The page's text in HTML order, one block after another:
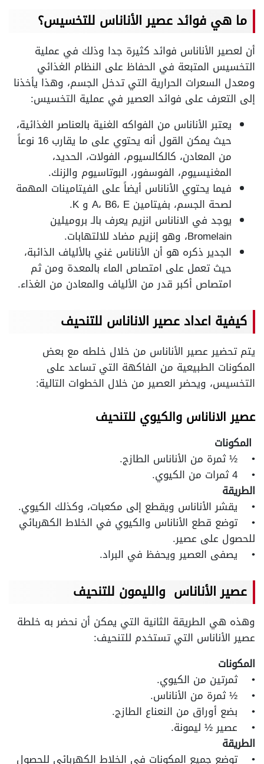
ما هي فوائد عصير الأناناس للتخسيس؟
أن لعصير الأناناس فوائد كثيرة جدا وذلك في عملية
التخسيس المتبعة في الحفاظ على النظام الغذائي
ومعدل السعرات الحرارية التي تدخل الجسم، وهذا يأخذنا
إلى التعرف على فوائد العصير في عملية التخسيس:
يعتبر الأناناس من الفواكه الغنية بالعناصر الغذائية،
حيث يمكن القول أنه يحتوي على ما يقارب 16 نوعاً
من المعادن، كالكالسيوم، الفولات، الحديد،
المغنيسيوم، الفوسفور، البوتاسيوم والزنك.
فيما يحتوي الأناناس أيضاً على الفيتامينات المهمة
لصحة الجسم، بفيتامين A، B6، E و K.
يوجد في الاناناس انزيم يعرف بالـ بروميلين
Bromelain، وهو إنزيم مضاد للالتهابات.
الجدير ذكره هو أن الأناناس غني بالألياف الذائبة،
حيث تعمل على امتصاص الماء بالمعدة ومن ثم
امتصاص أكبر قدر من الألياف والمعادن من الغذاء.
كيفية اعداد عصير الاناناس للتنحيف
يتم تحضير عصير الأناناس من خلال خلطه مع بعض
المكونات الطبيعية من الفاكهة التي تساعد على
التخسيس، ويحضر العصير من خلال الخطوات التالية:
عصير الاناناس والكيوي للتنحيف
المكونات
• ½ ثمرة من الأناناس الطازج.
• 4 ثمرات من الكيوي.
الطريقة
• يقشر الأناناس ويقطع إلى مكعبات، وكذلك الكيوي.
• توضع قطع الأناناس والكيوي في الخلاط الكهربائي
للحصول على عصير.
• يصفى العصير ويحفظ في البراد.
عصير الأناناس والليمون للتنحيف
وهذه هي الطريقة الثانية التي يمكن أن نحضر به خلطة
عصير الأناناس التي تستخدم للتنحيف:
المكونات
• ثمرتين من الكيوي.
• ½ ثمرة من الأناناس.
• بضع أوراق من النعناع الطازج.
• عصير ½ ليمونة.
الطريقة
• توضع جميع المكونات في الخلاط الكهربائي للحصول